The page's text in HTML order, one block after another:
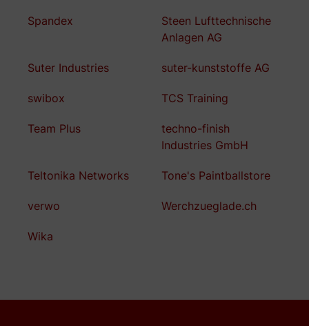
Spandex
Steen Lufttechnische
Anlagen AG
Suter Industries suter-kunststoffe AG
swibox TCS Training
Team Plus
techno-finish
Industries GmbH
Teltonika Networks Tone's Paintballstore
verwo Werchzueglade.ch
Wika